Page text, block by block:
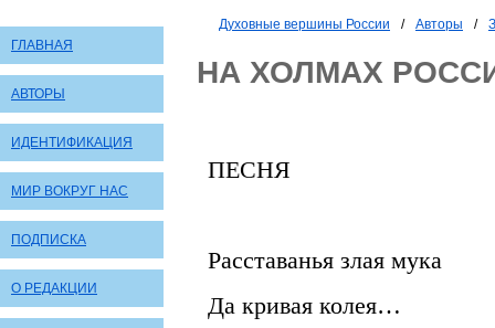
ГЛАВНАЯ
АВТОРЫ
ИДЕНТИФИКАЦИЯ
МИР ВОКРУГ НАС
ПОДПИСКА
О РЕДАКЦИИ
Духовные вершины России / Авторы /
НА ХОЛМАХ
ПЕСНЯ
Расставанья злая мука
Да кривая колея…